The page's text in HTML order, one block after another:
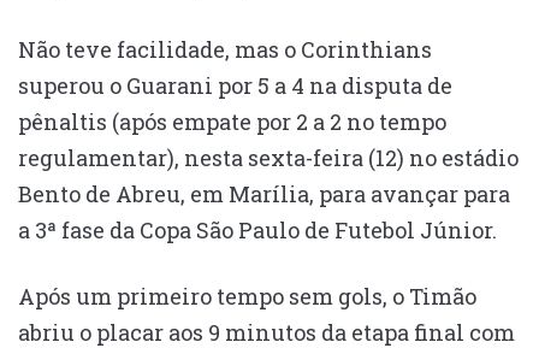
Não teve facilidade, mas o Corinthians
superou o Guarani por 5 a 4 na disputa de
pênaltis (após empate por 2 a 2 no tempo
regulamentar), nesta sexta-feira (12) no estádio
Bento de Abreu, em Marília, para avançar para
a 3ª fase da Copa São Paulo de Futebol Júnior.
Após um primeiro tempo sem gols, o Timão
abriu o placar aos 9 minutos da etapa final com